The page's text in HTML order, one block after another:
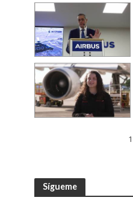
1
Sígueme